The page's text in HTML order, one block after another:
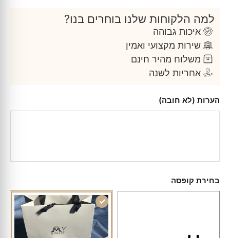
למה הלקוחות שלנו בוחרים בנו?
איכות גבוהה
שירות מקצועי ואמין
משלוח מהיר חינם
אחריות לשנה
הערות (לא חובה)
בחירת קופסה